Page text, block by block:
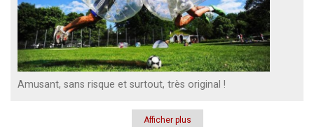
Amusant, sans risque et surtout, très original !
Afficher plus